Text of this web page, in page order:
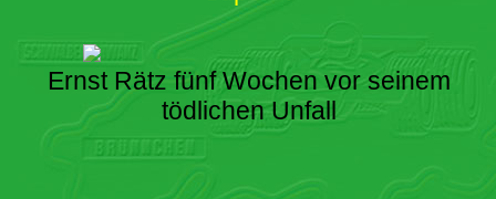
Ernst Rätz fünf Wochen vor seinem
tödlichen Unfall